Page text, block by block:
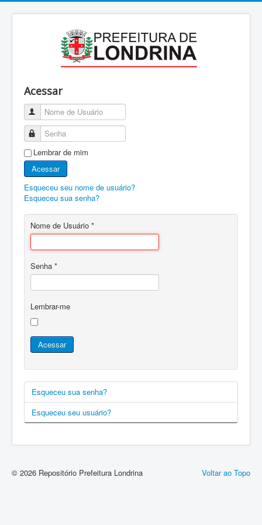
Acessar
Nome de Usuário
Senha
Lembrar de mim
Acessar
Esqueceu seu nome de usuário?
Esqueceu sua senha?
Nome de Usuário *
Senha *
Lembrar-me
Acessar
Esqueceu sua senha?
Esqueceu seu usuário?
Voltar ao Topo
© 2026 Repositório Prefeitura Londrina